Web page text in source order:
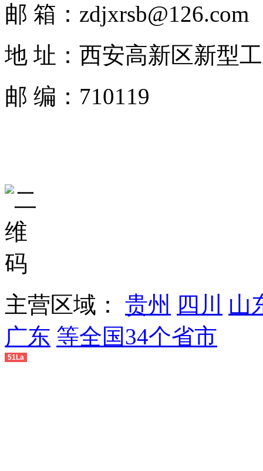
邮 箱：zdjxrsb@126.com
地 址：西安高新区新型
邮 编：710119
主营区域： 贵州 四川
山
广东 等全国34个省市
51La